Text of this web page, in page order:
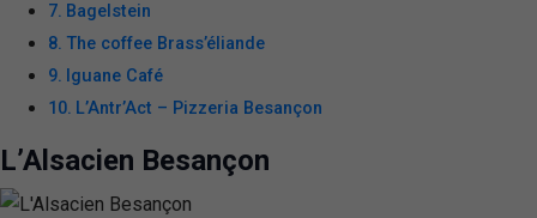
Bagelstein
The coffee Brass’éliande
Iguane Café
L’Antr’Act – Pizzeria Besançon
L’Alsacien Besançon